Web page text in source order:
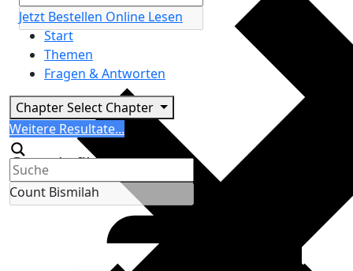
Jetzt Bestellen Online Lesen
Start
Themen
Fragen & Antworten
ChapterSelect Chapter
Search
Weitere Resultate...
Generic filters
Count Bismilah